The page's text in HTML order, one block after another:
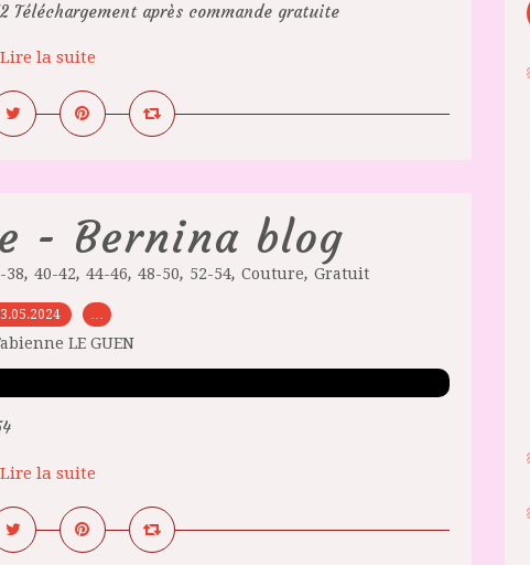
Téléchargement après commande gratuite
Lire la suite
- Bernina blog
38, 40-42, 44-46, 48-50, 52-54, Couture, Gratuit
…
LE GUEN
Lire la suite